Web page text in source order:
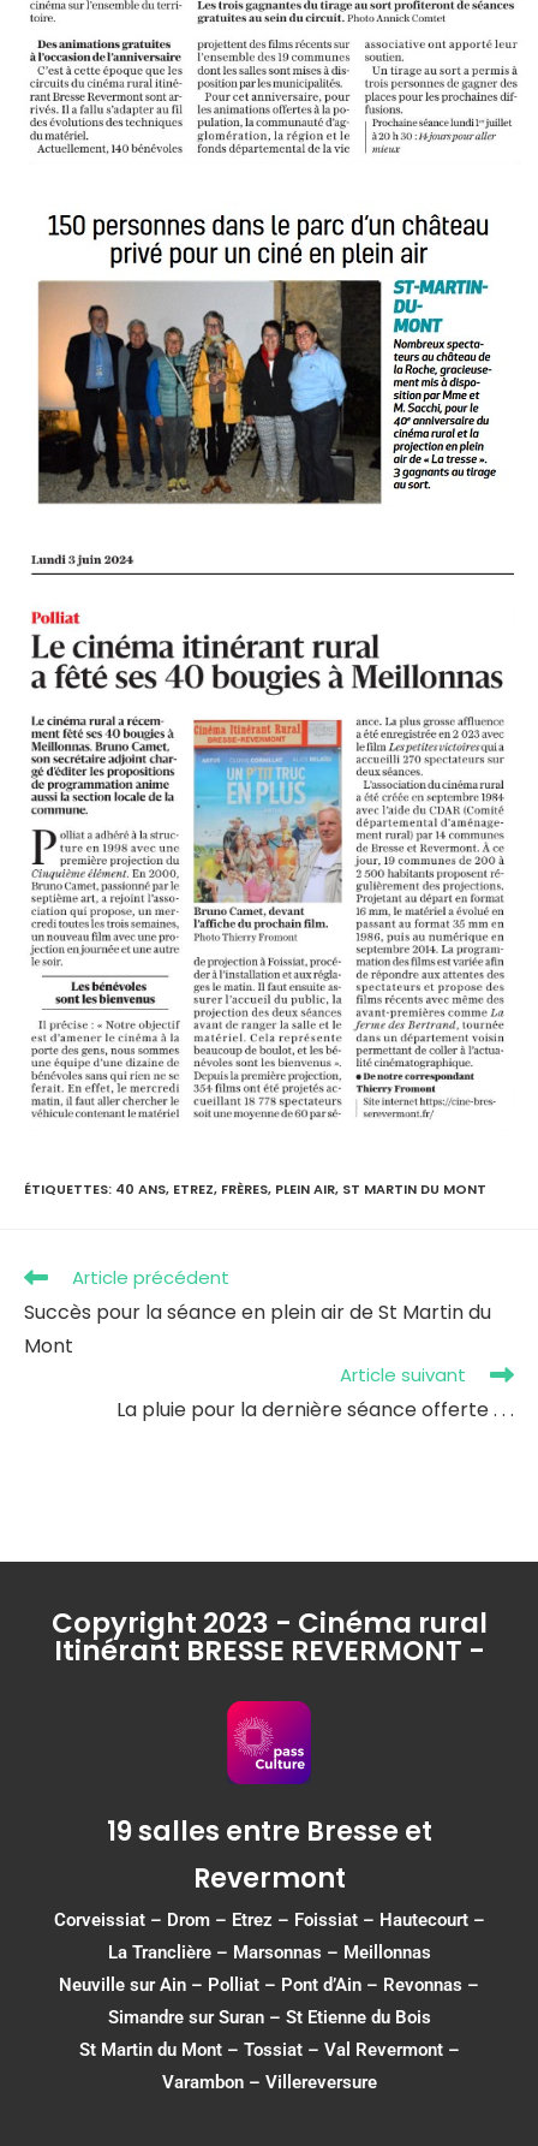
ÉTIQUETTES: 40 ANS, ETREZ, FRÈRES, PLEIN AIR, ST MARTIN DU MONT
Article précédent
Succès pour la séance en plein air de St Martin du
Mont
Article suivant
La pluie pour la dernière séance offerte . . .
Copyright 2023 - Cinéma rural
Itinérant BRESSE REVERMONT -
19 salles entre Bresse et
Revermont
Corveissiat– Drom– Etrez – Foissiat– Hautecourt–
La Tranclière – Marsonnas – Meillonnas
Neuville sur Ain – Polliat – Pont d’Ain – Revonnas –
Simandre sur Suran– St Etienne du Bois
St Martin du Mont– Tossiat– Val Revermont–
Varambon– Villereversure